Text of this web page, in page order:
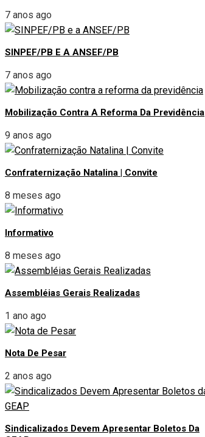
7 anos ago
SINPEF/PB E A ANSEF/PB
7 anos ago
Mobilização Contra A Reforma Da Previdência
9 anos ago
Confraternização Natalina | Convite
8 meses ago
Informativo
8 meses ago
Assembléias Gerais Realizadas
1 ano ago
Nota De Pesar
2 anos ago
Sindicalizados Devem Apresentar Boletos Da